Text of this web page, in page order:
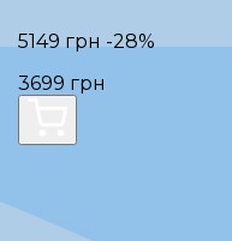
5149 грн-28%
3699 грн